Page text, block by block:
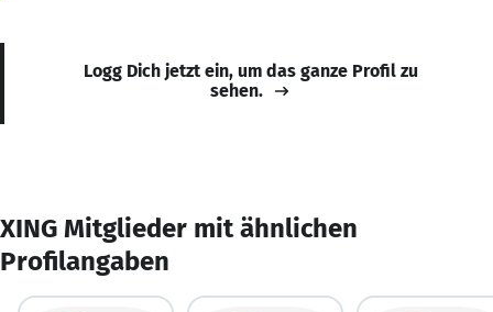
Logg Dich jetzt ein, um das ganze Profil zu
sehen.
XING Mitglieder mit ähnlichen
Profilangaben